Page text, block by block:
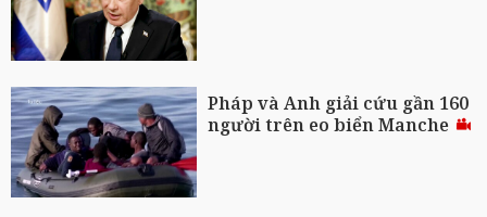
Pháp và Anh giải cứu gần 160
người trên eo biển Manche